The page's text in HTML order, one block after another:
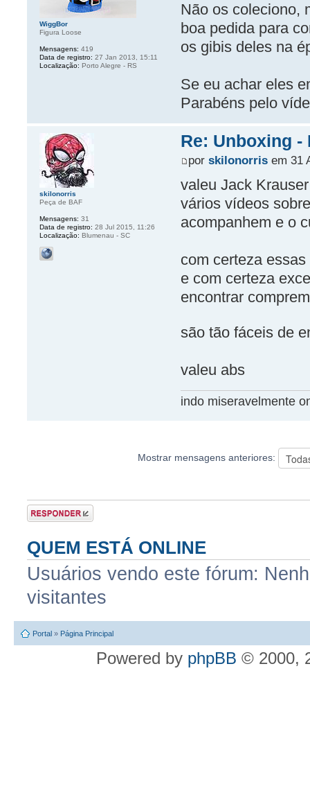
Não os coleciono,
boa pedida para
os gibis deles na
Se eu achar eles
Parabéns pelo
WiggBor
Figura Loose
Mensagens: 419
Data de registro: 27 Jan 2013, 15:11
Localização: Porto Alegre - RS
Re: Unboxing -
por skilonorrisem 31
valeu Jack
vários vídeos
acompanhem e o
com certeza
e com certeza
encontrar
são tão fáceis de
valeu abs
indo miseravelmente
skilonorris
Peça de BAF
Mensagens: 31
Data de registro: 28 Jul 2015, 11:26
Localização: Blumenau - SC
Mostrar mensagens anteriores:
Postar uma
resposta
QUEM ESTÁ ONLINE
Usuários vendo este fórum:
visitantes
Portal » Página Principal
Powered by phpBB © 2000,